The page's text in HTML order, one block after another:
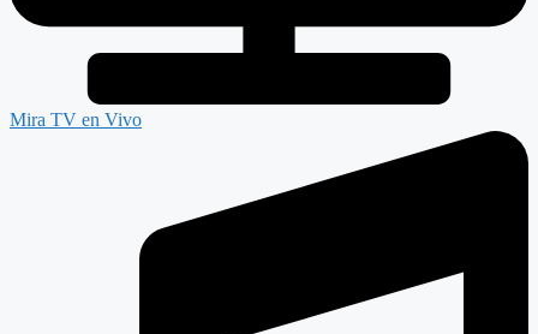
Mira TV en Vivo